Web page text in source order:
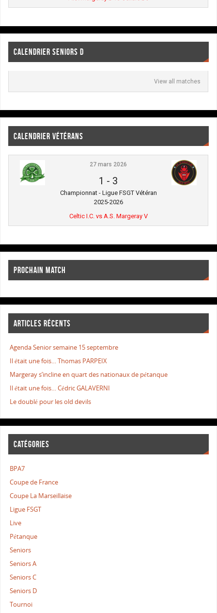
CALENDRIER SENIORS D
View all matches
CALENDRIER VÉTÉRANS
27 mars 2026
1 - 3
Championnat - Ligue FSGT Vétéran
2025-2026
Celtic I.C. vs A.S. Margeray V
PROCHAIN MATCH
ARTICLES RÉCENTS
Agenda Senior semaine 15 septembre
Il était une fois… Thomas PARPEIX
Margeray s’incline en quart des nationaux de pétanque
Il était une fois… Cédric GALAVERNI
Le doublé pour les old devils
CATÉGORIES
BPA7
Coupe de France
Coupe La Marseillaise
Ligue FSGT
Live
Pétanque
Seniors
Seniors A
Seniors C
Seniors D
Tournoi